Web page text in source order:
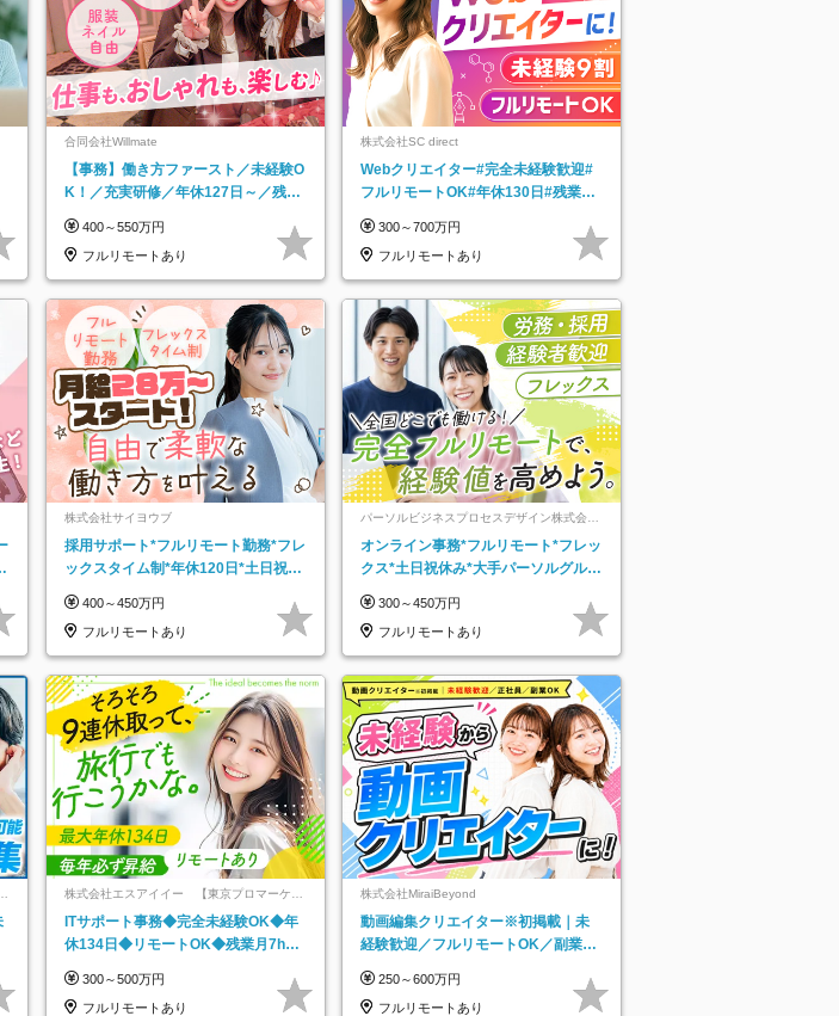
合同会社Willmate
【事務】働き方ファースト／未経験O
K！／充実研修／年休127日～／残業
400～550万円
フルリモートあり
株式会社SC direct
Webクリエイター#完全未経験歓迎#
フルリモートOK#年休130日#残業月
300～700万円
フルリモートあり
株式会社サイヨウブ
採用サポート*フルリモート勤務*フレ
ックスタイム制*年休120日*土日祝休
400～450万円
フルリモートあり
パーソルビジネスプロセスデザイン株式会
社 事業開発本部
オンライン事務*フルリモート*フレッ
クス*土日祝休み*大手パーソルグルー
300～450万円
フルリモートあり
株式会社エスアイイー 【東京プロマーケッ
ITサポート事務◆完全未経験OK◆年
休134日◆リモートOK◆残業月7h以
300～500万円
フルリモートあり
株式会社MiraiBeyond
動画編集クリエイター※初掲載｜未
経験歓迎／フルリモートOK／副業O
250～600万円
フルリモートあり